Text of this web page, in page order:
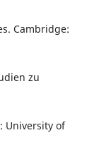
Cambridge:
zu
University of